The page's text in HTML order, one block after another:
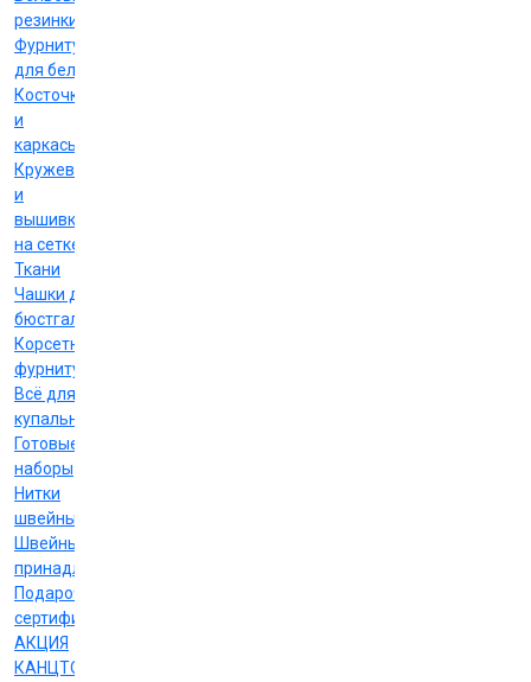
резинки
Фурнитура
для белья
Косточки
и
каркасы
Кружево
и
вышивка
на сетке
Ткани
Чашки для
бюстгальтеров
Корсетная
фурнитура
Всё для
купальников
Готовые
наборы
Нитки
швейные
Швейные
принадлежности
Подарочные
сертификаты
АКЦИЯ
КАНЦТОВАРЫ